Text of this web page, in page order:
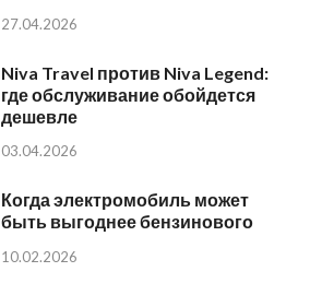
27.04.2026
Niva Travel против Niva Legend:
где обслуживание обойдется
дешевле
03.04.2026
Когда электромобиль может
быть выгоднее бензинового
10.02.2026